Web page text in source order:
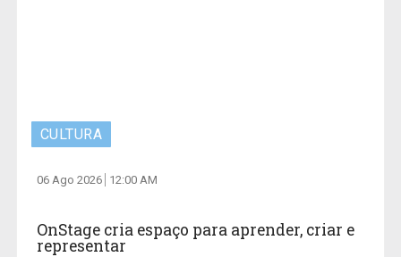
CULTURA
06 Ago 2026 12:00 AM
OnStage cria espaço para aprender, criar e
representar